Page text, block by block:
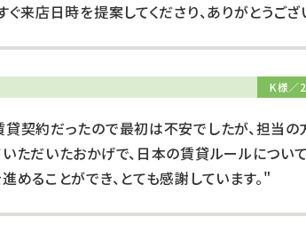
ぐ来店日時を提案してくださり、ありがとうござ
K様／
契約だったので最初は不安でしたが、担当の
ただいたおかげで、日本の賃貸ルールについ
めることができ、とても感謝しています。"